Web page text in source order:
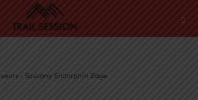
› Saucony Endorphin Edge